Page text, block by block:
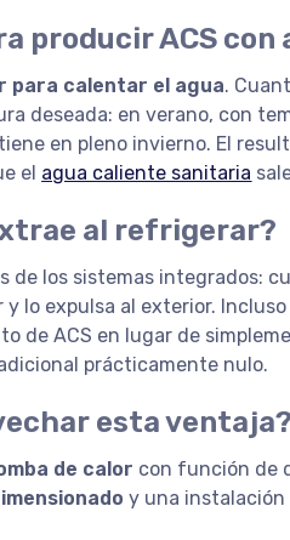
producir ACS
para calentar el agua.
deseada: en verano, con
en pleno invierno. El
el agua caliente sanitaria
al refrigerar?
de los sistemas integrados:
lo expulsa al exterior.
de ACS en lugar de
prácticamente nulo.
esta ventaja?
de calor con función de
y una